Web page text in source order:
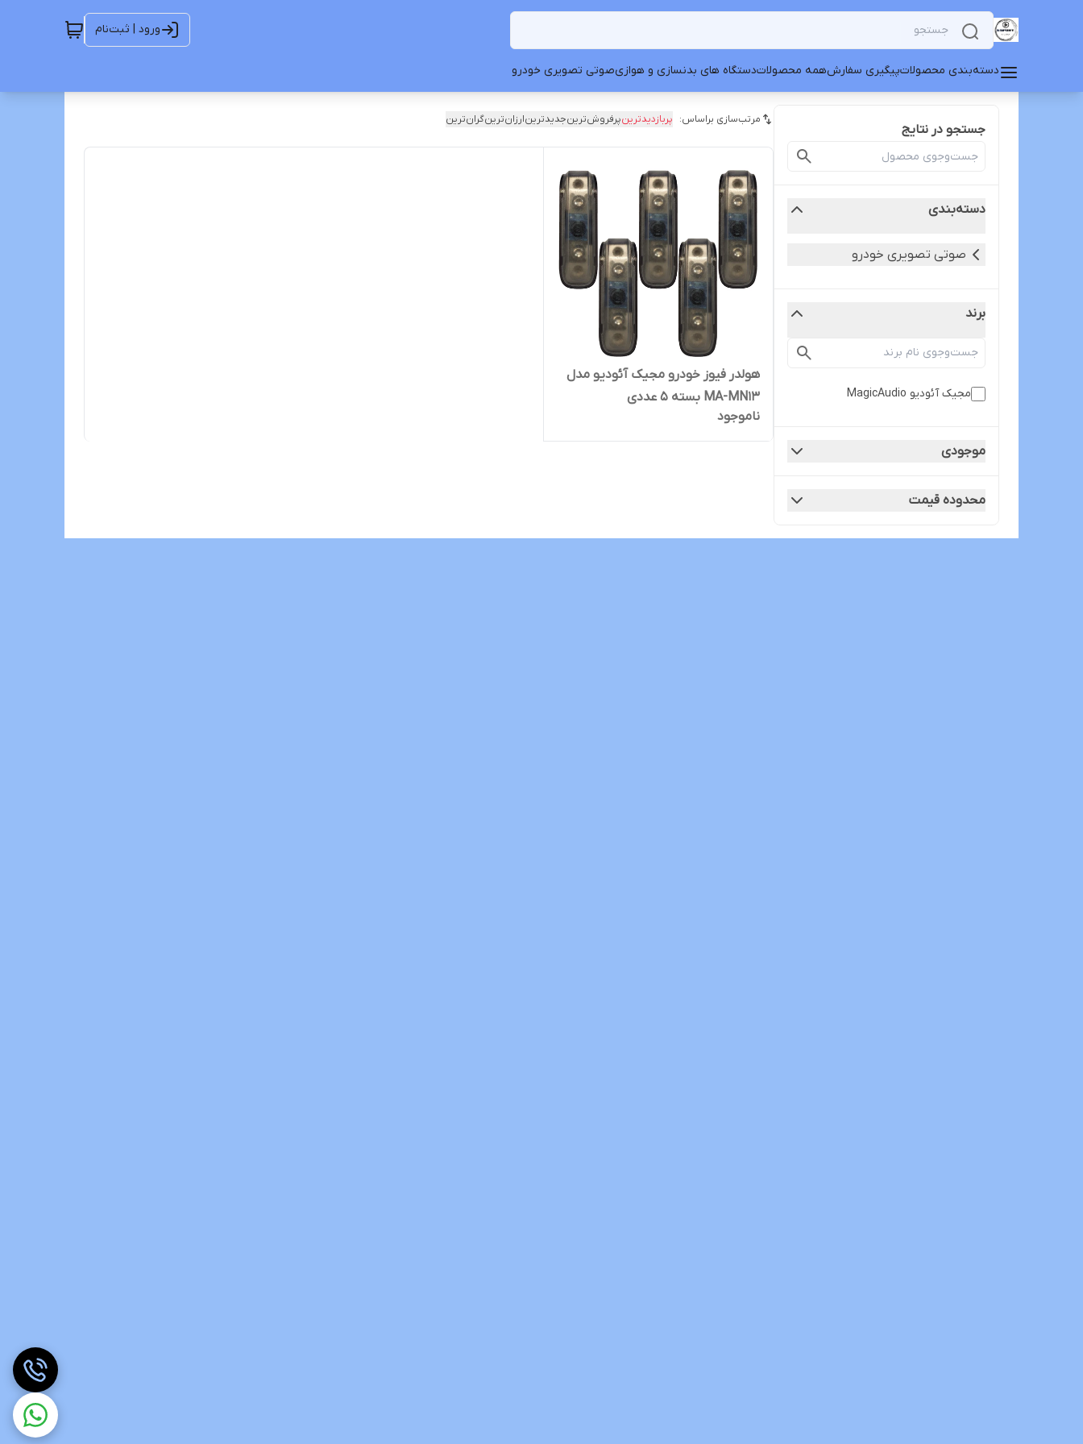
ورود | ثبت‌نام
دسته‌بندی محصولاتپیگیری سفارشهمه محصولاتدستگاه های بدنسازی و هوازیصوتی تصویری خودرو
جستجو در نتایج
دسته‌بندی
صوتی تصویری خودرو
برند
مجیک آئودیو MagicAudio
موجودی
محدوده قیمت
مرتب‌سازی براساس: پربازدیدترینپرفروش‌ترینجدیدترینارزان‌ترینگران‌ترین
هولدر فیوز خودرو مجیک آئودیو مدل
MA-MN13 بسته 5 عددی
ناموجود